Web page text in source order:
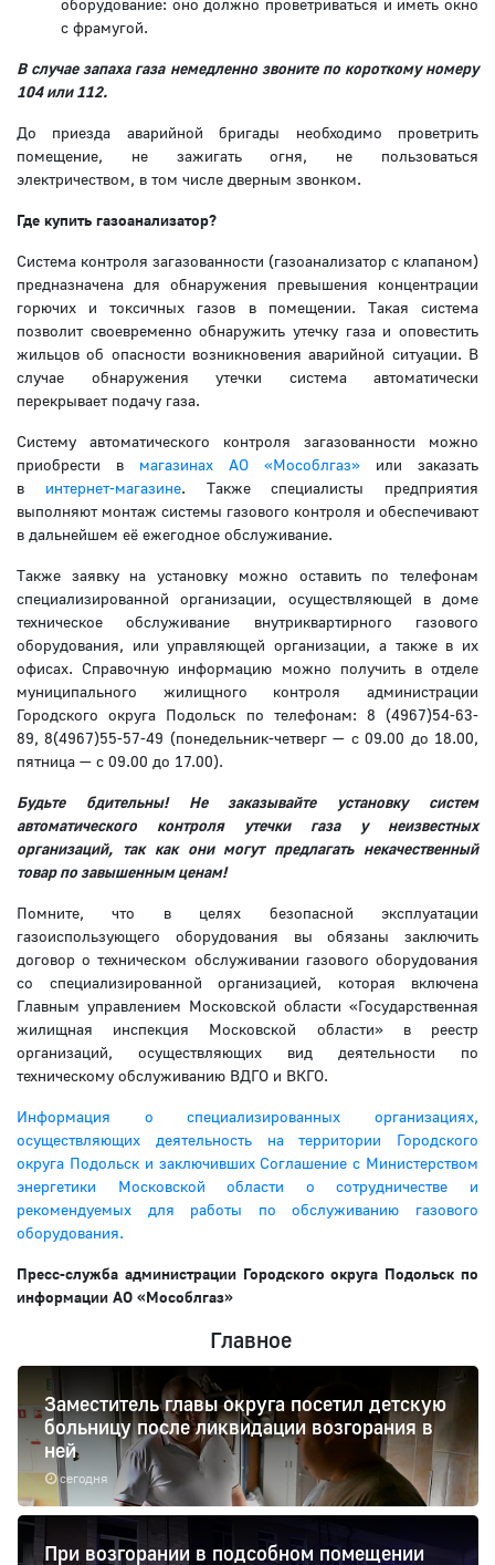
с фрамугой.
В случае запаха газа немедленно звоните по короткому номеру
104 или 112.
До приезда аварийной бригады необходимо проветрить
помещение, не зажигать огня, не пользоваться
электричеством, в том числе дверным звонком.
Где купить газоанализатор?
Система контроля загазованности (газоанализатор с клапаном)
предназначена для обнаружения превышения концентрации
горючих и токсичных газов в помещении. Такая система
позволит своевременно обнаружить утечку газа и оповестить
жильцов об опасности возникновения аварийной ситуации. В
случае обнаружения утечки система автоматически
перекрывает подачу газа.
Систему автоматического контроля загазованности можно
приобрести в магазинах АО «Мособлгаз» или заказать
в интернет-магазине. Также специалисты предприятия
выполняют монтаж системы газового контроля и обеспечивают
в дальнейшем её ежегодное обслуживание.
Также заявку на установку можно оставить по телефонам
специализированной организации, осуществляющей в доме
техническое обслуживание внутриквартирного газового
оборудования, или управляющей организации, а также в их
офисах. Справочную информацию можно получить в отделе
муниципального жилищного контроля администрации
Городского округа Подольск по телефонам: 8 (4967)54-63-
89, 8(4967)55-57-49 (понедельник-четверг — с 09.00 до 18.00,
пятница — с 09.00 до 17.00).
Будьте бдительны! Не заказывайте установку систем
автоматического контроля утечки газа у неизвестных
организаций, так как они могут предлагать некачественный
товар по завышенным ценам!
Помните, что в целях безопасной эксплуатации
газоиспользующего оборудования вы обязаны заключить
договор о техническом обслуживании газового оборудования
со специализированной организацией, которая включена
Главным управлением Московской области «Государственная
жилищная инспекция Московской области» в реестр
организаций, осуществляющих вид деятельности по
техническому обслуживанию ВДГО и ВКГО.
Информация о специализированных организациях,
осуществляющих деятельность на территории Городского
округа Подольск и заключивших Соглашение с Министерством
энергетики Московской области о сотрудничестве и
рекомендуемых для работы по обслуживанию газового
оборудования.
Пресс-служба администрации Городского округа Подольск по
информации АО «Мособлгаз»
Главное
сегодня
Заместитель главы округа посетил детскую
больницу после ликвидации возгорания в
ней
При возгорании в подсобном помещении